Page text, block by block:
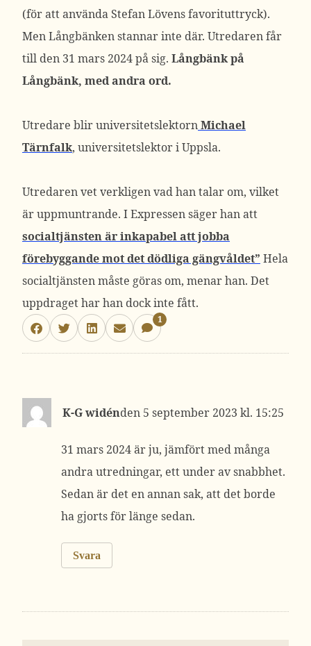
(för att använda Stefan Lövens favorituttryck).
Men Långbänken stannar inte där. Utredaren får
till den 31 mars 2024 på sig. Långbänk på
Långbänk, med andra ord.
Utredare blir universitetslektornMichael
Tärnfalk, universitetslektor i Uppsla.
Utredaren vet verkligen vad han talar om, vilket
är uppmuntrande. I Expressen säger han att
socialtjänsten är inkapabel att jobba
förebyggande mot det dödliga gängvåldet” Hela
socialtjänsten måste göras om, menar han. Det
uppdraget har han dock inte fått.
1
K-G widén 5 september 2023 kl. 15:25
31 mars 2024 är ju, jämfört med många
andra utredningar, ett under av snabbhet.
Sedan är det en annan sak, att det borde
ha gjorts för länge sedan.
Svara